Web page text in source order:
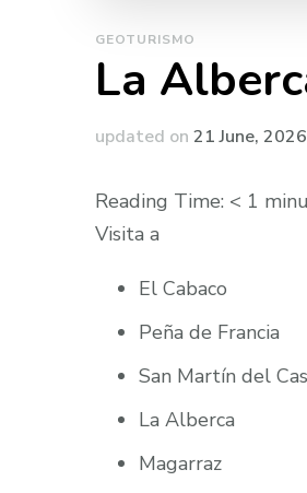
GEOTURISMO
La
updated on 21 June, 2026
Reading Time: < 1
Visita a
El Cabaco
Peña de Francia
San Martín del
La Alberca
Magarraz